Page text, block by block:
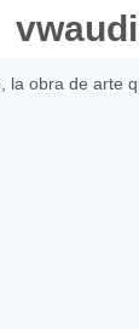
la obra de arte